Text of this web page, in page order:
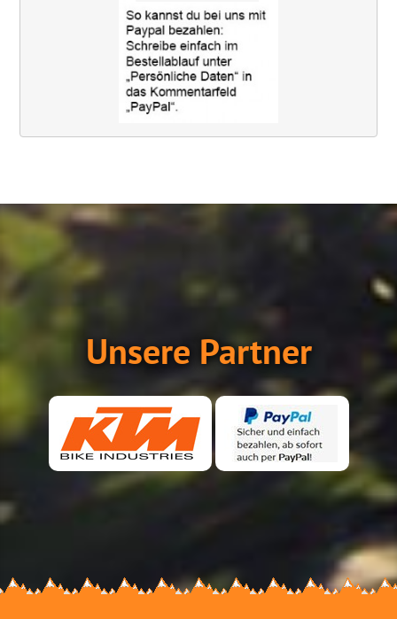
Unsere Partner